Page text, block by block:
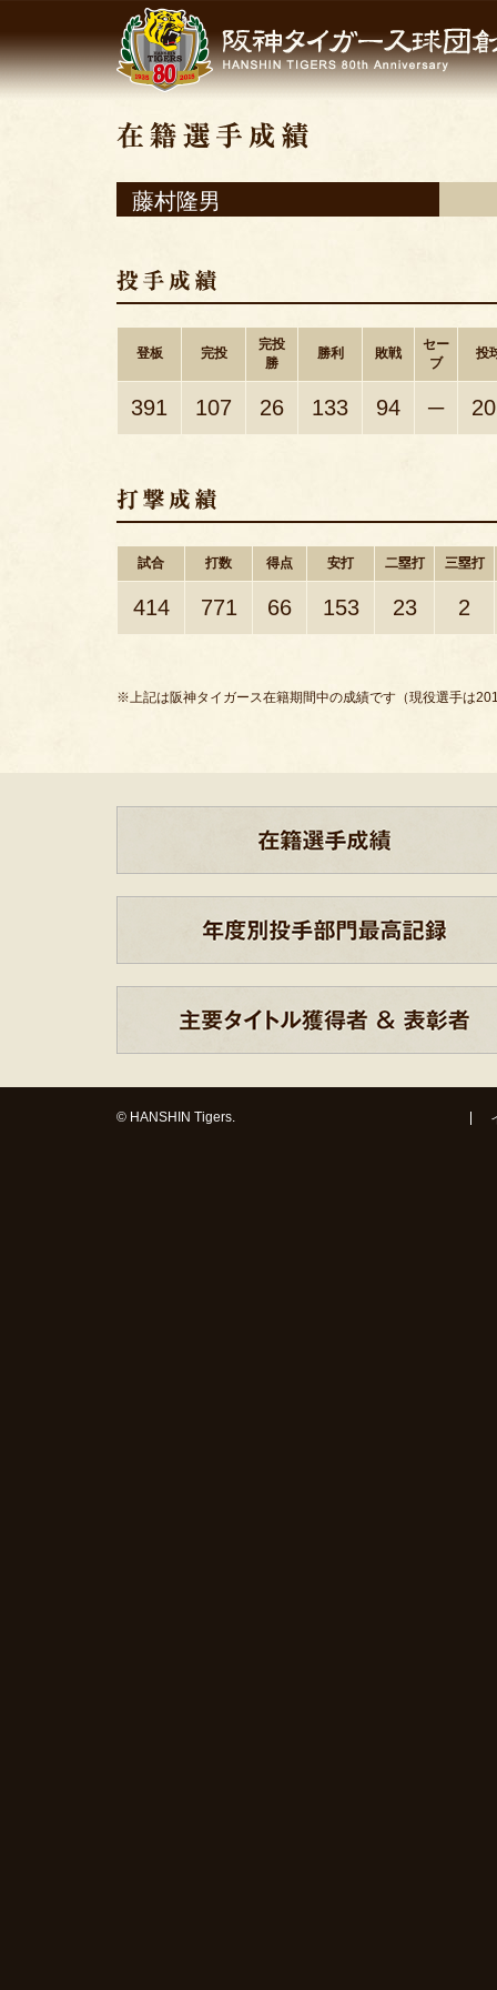
藤村隆男
登板 完投
完投
勝
勝利 敗戦
セー
ブ
投
391 107 26 133 94 ─
試合 打数 得点 安打 二塁打 三塁打
414 771 66 153 23 2
※上記は阪神タイガース在籍期間中の成績です（現役選手は
© HANSHIN Tigers.